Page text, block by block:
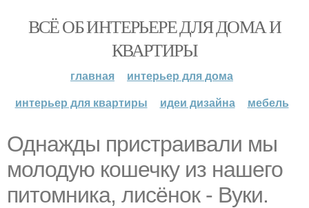
ВСЁ ОБ ИНТЕРЬЕРЕ ДЛЯ ДОМА И
КВАРТИРЫ
главная
интерьер для дома
интерьер для квартиры
идеи дизайна мебель
Однажды пристраивали мы
молодую кошечку из нашего
питомника, лисёнок - Вуки.